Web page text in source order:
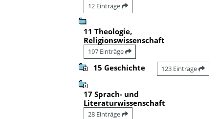
12 Einträge
11 Theologie,
Religionswissenschaft
197 Einträge
15 Geschichte 123 Einträge
17 Sprach- und
Literaturwissenschaft
28 Einträge